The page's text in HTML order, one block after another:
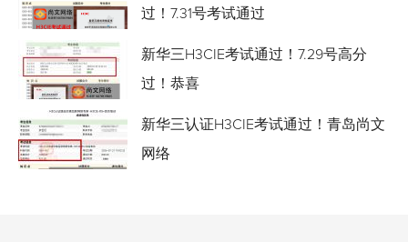
过！7.31号考试通过
新华三H3CIE考试通过！7.29号高分
过！恭喜
新华三认证H3CIE考试通过！青岛尚文
网络